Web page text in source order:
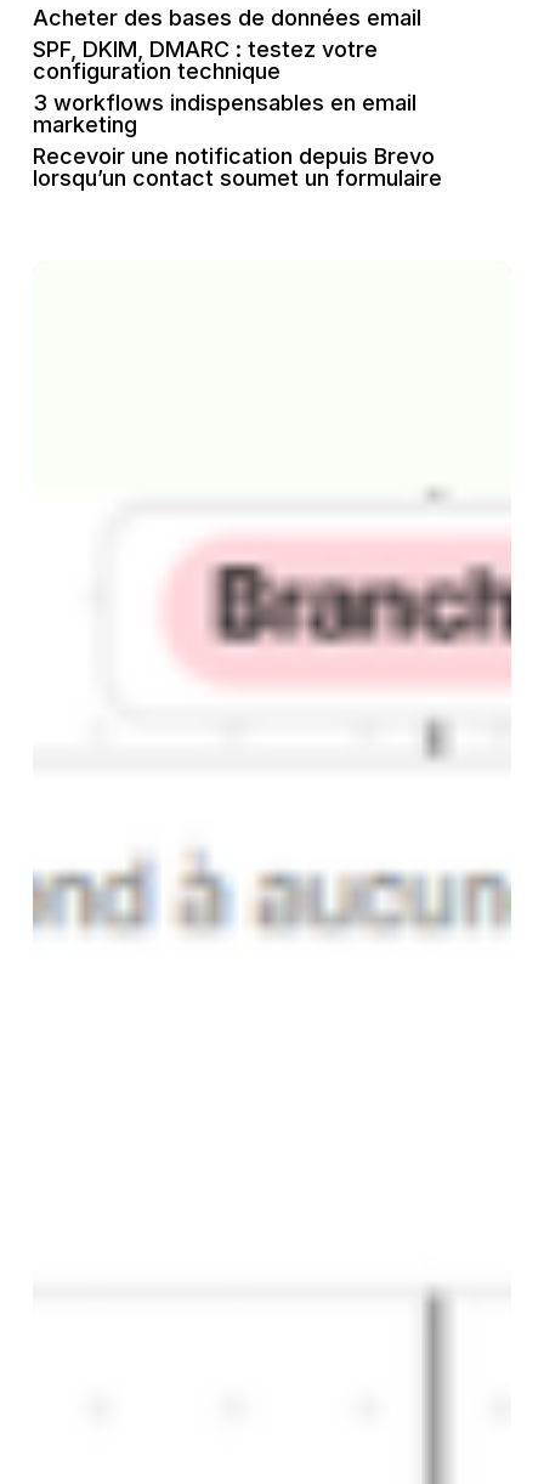
Acheter des bases de données email
SPF, DKIM, DMARC : testez votre
configuration technique
3 workflows indispensables en email
marketing
Recevoir une notification depuis Brevo
lorsqu’un contact soumet un formulaire